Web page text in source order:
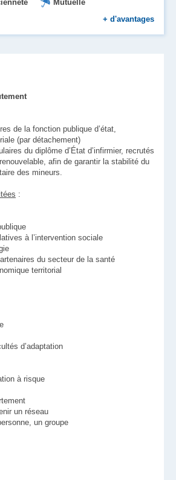
Mutuelle
Prise en charge des transports
+ d'avantages
de la fonction publique d’état,
(par détachement)
du diplôme d’État d’infirmier, recrutés
afin de garantir la stabilité du
des mineurs.
:
à l’intervention sociale
du secteur de la santé
territorial
d’adaptation
à risque
un réseau
un groupe